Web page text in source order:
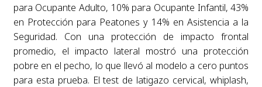
para Ocupante Adulto, 10% para Ocupante Infantil, 43%
en Protección para Peatones y 14% en Asistencia a la
Seguridad. Con una protección de impacto frontal
promedio, el impacto lateral mostró una protección
pobre en el pecho, lo que llevó al modelo a cero puntos
para esta prueba. El test de latigazo cervical, whiplash,